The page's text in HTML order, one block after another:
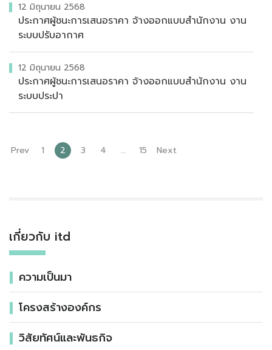
12 มิถุนายน 2568
ประกาศผู้ชนะการเสนอราคา จ้างออกแบบสำนักงาน งาน
ระบบปรับอากาศ
12 มิถุนายน 2568
ประกาศผู้ชนะการเสนอราคา จ้างออกแบบสำนักงาน งาน
ระบบประปา
Prev 1 2 3 4 … 15 Next
เกี่ยวกับ itd
ความเป็นมา
โครงสร้างองค์กร
วิสัยทัศน์และพันธกิจ